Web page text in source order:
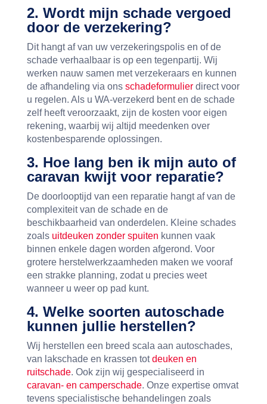
2. Wordt mijn schade vergoed
door de verzekering?
Dit hangt af van uw verzekeringspolis en of de
schade verhaalbaar is op een tegenpartij. Wij
werken nauw samen met verzekeraars en kunnen
de afhandeling via ons schadeformulierdirect voor
u regelen. Als u WA-verzekerd bent en de schade
zelf heeft veroorzaakt, zijn de kosten voor eigen
rekening, waarbij wij altijd meedenken over
kostenbesparende oplossingen.
3. Hoe lang ben ik mijn auto of
caravan kwijt voor reparatie?
De doorlooptijd van een reparatie hangt af van de
complexiteit van de schade en de
beschikbaarheid van onderdelen. Kleine schades
zoals uitdeuken zonder spuiten kunnen vaak
binnen enkele dagen worden afgerond. Voor
grotere herstelwerkzaamheden maken we vooraf
een strakke planning, zodat u precies weet
wanneer u weer op pad kunt.
4. Welke soorten autoschade
kunnen jullie herstellen?
Wij herstellen een breed scala aan autoschades,
van lakschade en krassen totdeuken en
ruitschade. Ook zijn wij gespecialiseerd in
caravan- en camperschade. Onze expertise omvat
tevens specialistische behandelingen zoals